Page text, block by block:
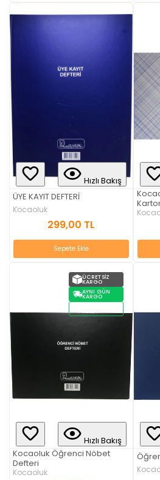
Hızlı Bakış
ÜYE KAYIT DEFTERİ
Kocaoluk
299,00 TL
Sepete Ekle
ÜCRETSIZ
KARGO
AYNI GÜN
KARGO
TESLIM
Hızlı Bakış
Kocaoluk Öğrenci Nöbet
Defteri
Kocaoluk